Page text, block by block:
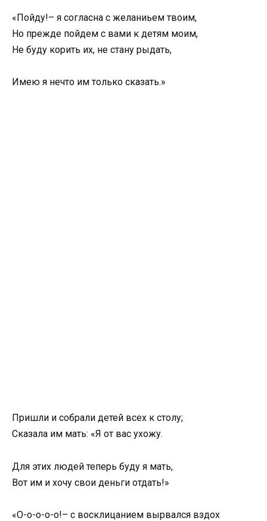
«Пойду!– я согласна с желаниьем твоим,
Но прежде пойдем с вами к детям моим,
Не буду корить их, не стану рыдать,
Имею я нечто им только сказать.»
Пришли и собрали детей всех к столу;
Сказала им мать: «Я от вас ухожу.
Для этих людей теперь буду я мать,
Вот им и хочу свои деньги отдать!»
«О-о-о-о-о!– с восклицанием вырвался вздох